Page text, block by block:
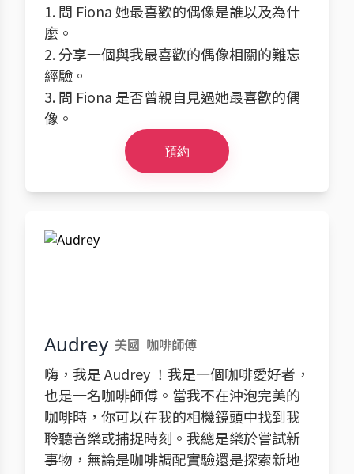
1. 問 Fiona 她最喜歡的偶像是誰以及為什
麼。
2. 分享一個與我最喜歡的偶像相關的難忘
經驗。
3. 問 Fiona 是否曾親自見過她最喜歡的偶
像。
預約
Audrey 美國 咖啡師傅
嗨，我是 Audrey ！我是一個咖啡愛好者，
也是一名咖啡師傅。當我不在沖泡完美的
咖啡時，你可以在我的相機鏡頭中找到我
聆聽音樂或捕捉時刻。我總是樂於嘗試新
事物，無論是咖啡調配實驗還是探索新地